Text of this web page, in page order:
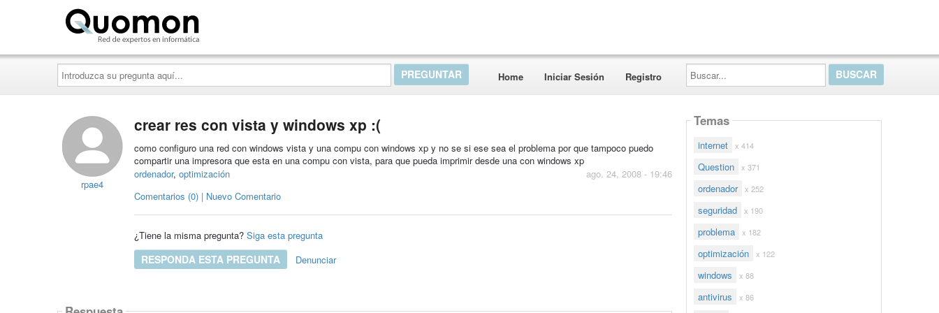
Introduzca
su
pregunta
aquí...
Home Iniciar Sesión Registro
Buscar...
rpae4
crear res con vista y windows xp :(
como configuro una red con windows vista y una compu con windows xp y no se si ese sea el problema por que tampoco puedo
compartir una impresora que esta en una compu con vista, para que pueda imprimir desde una con windows xp
ago. 24, 2008 - 19:46
ordenador, optimización
Comentarios (0) | Nuevo Comentario
¿Tiene la misma pregunta? Siga esta pregunta
RESPONDA ESTA PREGUNTA Denunciar
Temas
internet x 414
Question x 371
ordenador x 252
seguridad x 190
problema x 182
optimización x 122
windows x 88
antivirus x 86